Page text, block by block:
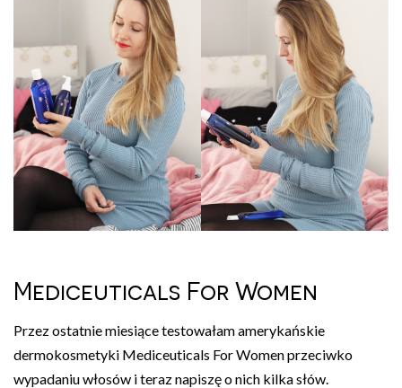
Mediceuticals For Women
Przez ostatnie miesiące testowałam amerykańskie
dermokosmetyki Mediceuticals For Women przeciwko
wypadaniu włosów i teraz napiszę o nich kilka słów.